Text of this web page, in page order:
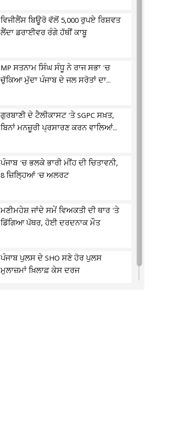
ਵਿਜੀਲੈਂਸ ਬਿਊਰੋ ਵੱਲੋਂ 5,000 ਰੁਪਏ ਰਿਸ਼ਵਤ
ਲੈਂਦਾ ਡਰਾਈਵਰ ਰੰਗੇ ਹੱਥੀਂ ਕਾਬੂ
MP ਸਤਨਾਮ ਸਿੰਘ ਸੰਧੂ ਨੇ ਰਾਜ ਸਭਾ 'ਚ
ਚੁੱਕਿਆ ਮੁੱਦਾ ਪੰਜਾਬ ਦੇ ਜਲ ਸਰੋਤਾਂ ਦਾ...
ਗੁਰਬਾਣੀ ਦੇ ਟੈਲੀਕਾਸਟ 'ਤੇ SGPC ਸਖ਼ਤ,
ਬਿਨਾਂ ਮਨਜ਼ੂਰੀ ਪ੍ਰਸਾਰਣ ਕਰਨ ਵਾਲਿਆਂ...
ਪੰਜਾਬ 'ਚ ਭਲਕੇ ਭਾਰੀ ਮੀਂਹ ਦੀ ਚਿਤਾਵਨੀ,
8 ਜ਼ਿਲ੍ਹਿਆਂ 'ਚ ਅਲਰਟ
ਮਣੀਮਹੇਸ਼ ਜਾਂਦੇ ਸਮੇਂ ਵਿਅਕਤੀ ਦੀ ਥਾਰ 'ਤੇ
ਡਿੱਗਿਆ ਪੱਥਰ, ਹੋਈ ਦਰਦਨਾਕ ਮੌਤ
ਪੰਜਾਬ ਪੁਲਸ ਦੇ SHO ਸਣੇ ਹੋਰ ਪੁਲਸ
ਮੁਲਾਜ਼ਮਾਂ ਖ਼ਿਲਾਫ਼ ਕੇਸ ਦਰਜ